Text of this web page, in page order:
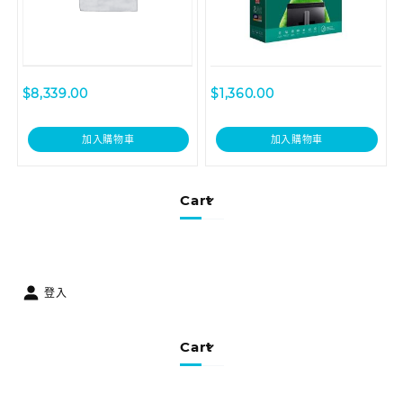
Cart
$8,339.00
加入購物車
$1,360.00
加入購物車
登入
Cart